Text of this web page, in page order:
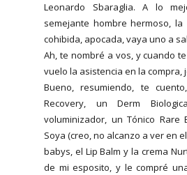
Leonardo Sbaraglia. A lo
semejante hombre hermoso,
cohibida, apocada, vaya uno a
Ah, te nombré a vos, y cuando
vuelo la asistencia en la compra,
Bueno, resumiendo, te
Recovery, un Derm
voluminizador, un Tónico Rare
Soya (creo, no alcanzo a ver en
babys, el Lip Balm y la crema
de mi esposito, y le compré